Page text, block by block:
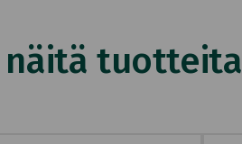
näitä tuotteita